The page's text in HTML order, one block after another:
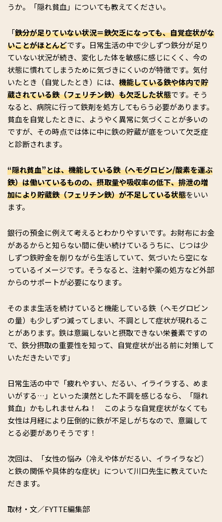
うか。「隠れ貧血」についても教えてください。
「鉄分が足りていない状況＝鉄欠乏になっても、自覚症状がな
いことがほとんどです。 日常生活の中で少しずつ鉄分が足り
ていない状況が続き、変化した体を敏感に感じにくく、今の
状態に慣れてしまうために気づきにくいのが特徴です。気付
いたとき（自覚したとき）には、 機能している鉄や体内で貯
蔵されている鉄（フェリチン鉄）も欠乏した状態です。そう
なると、病院に行って鉄剤を処方してもらう必要があります。
貧血を自覚したときに、ようやく異常に気づくことが多いの
ですが、その時点では体に中に鉄の貯蔵が底をついて欠乏症
と診断されます。
“隠れ貧血”とは、機能している鉄（ヘモグロビン/酸素を運ぶ
鉄）は働いているものの、摂取量や吸収率の低下、排泄の増
加により貯蔵鉄（フェリチン鉄）が不足している状態をいい
ます。
銀行の預金に例えて考えるとわかりやすいです。お財布にお金
があるからと知らない間に使い続けているうちに、じつは少
しずつ鉄貯金を削りながら生活していて、気づいたら空にな
っているイメージです。そうなると、注射や薬の処方など外部
からのサポートが必要になります。
そのまま生活を続けていると機能している鉄（ヘモグロビン
の量）も少しずつ減ってしまい、不調として症状が現れるこ
とがあります。鉄は意識しないと摂取できない栄養素ですの
で、鉄分摂取の重要性を知って、自覚症状が出る前に対策して
いただきたいです」
日常生活の中で「疲れやすい、だるい、イライラする、めま
いがする…」といった漠然とした不調を感じるなら、「隠れ
貧血」かもしれませんね！ このような自覚症状がなくても
女性は月経により圧倒的に鉄が不足しがちなので、意識して
とる必要がありそうです！
次回は、「女性の悩み（冷えや体がだるい、イライラなど）
と鉄の関係や具体的な症状」について川口先生に教えていた
だきます。
取材・文／FYTTE編集部